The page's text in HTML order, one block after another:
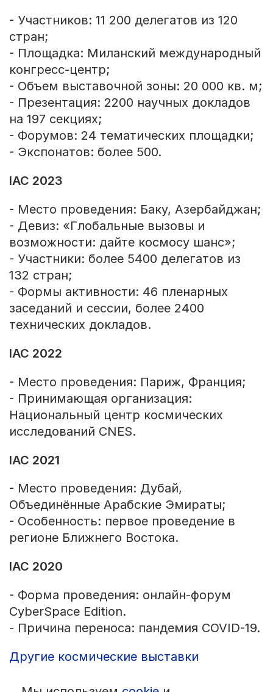
- Участников: 11 200 делегатов из 120
стран;
- Площадка: Миланский международный
конгресс-центр;
- Объем выставочной зоны: 20 000 кв. м;
- Презентация: 2200 научных докладов
на 197 секциях;
- Форумов: 24 тематических площадки;
- Экспонатов: более 500.
IAC 2023
- Место проведения: Баку, Азербайджан;
- Девиз: «Глобальные вызовы и
возможности: дайте космосу шанс»;
- Участники: более 5400 делегатов из
132 стран;
- Формы активности: 46 пленарных
заседаний и сессии, более 2400
технических докладов.
IAC 2022
- Место проведения: Париж, Франция;
- Принимающая организация:
Национальный центр космических
исследований CNES.
IAC 2021
- Место проведения: Дубай,
Объединённые Арабские Эмираты;
- Особенность: первое проведение в
регионе Ближнего Востока.
IAC 2020
- Форма проведения: онлайн-форум
CyberSpace Edition.
- Причина переноса: пандемия COVID-19.
Другие космические выставки